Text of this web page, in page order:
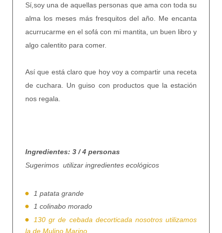
Sí soy una de aquellas personas que ama con toda su
alma los meses más fresquitos del año. Me encanta
acurrucarme en el sofá con mi mantita, un buen libro y
algo calentito para comer.
Así que está claro que hoy voy a compartir una receta
de cuchara. Un guiso con productos que la estación
nos regala.
Ingredientes: 3 / 4 personas
Sugerimos utilizar ingredientes ecológicos
1 patata grande
1 colinabo morado
130 gr de cebada decorticada nosotros utilizamos
la de Mulino Marino